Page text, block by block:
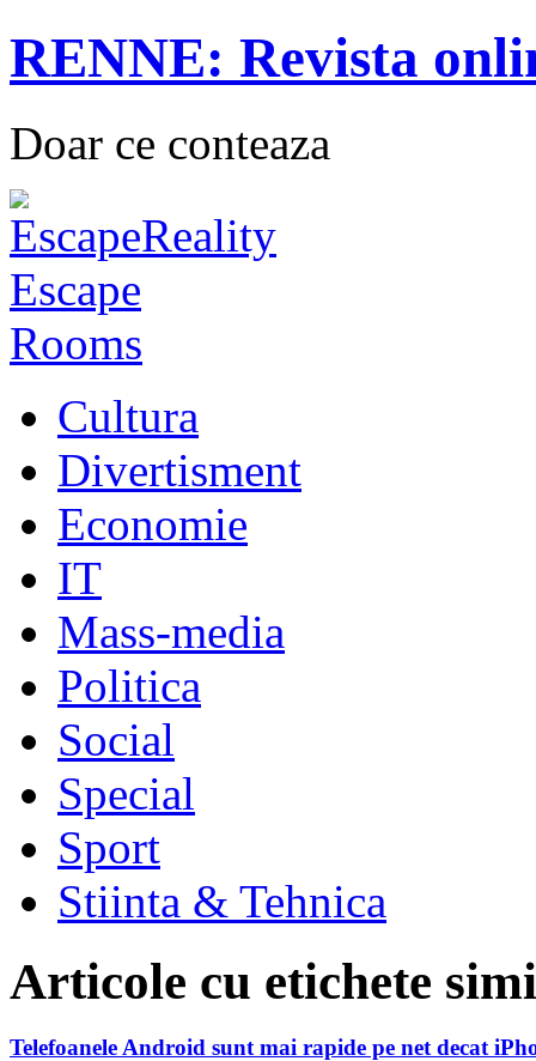
RENNE: Revista
Doar ce conteaza
Cultura
Divertisment
Economie
IT
Mass-media
Politica
Social
Special
Sport
Stiinta & Tehnica
Articole cu etichete
Telefoanele Android sunt mai rapide pe net decat